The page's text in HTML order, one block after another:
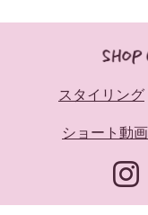
スタイリング
ショート動画